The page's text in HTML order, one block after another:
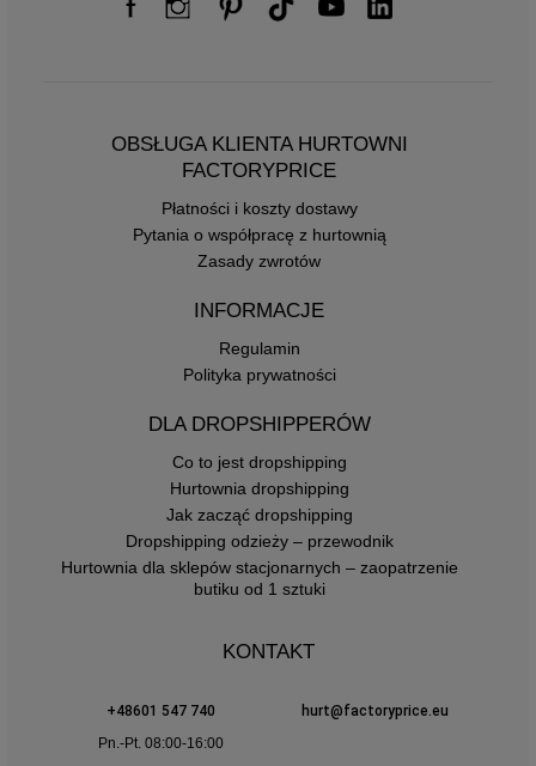
OBSŁUGA KLIENTA HURTOWNI
FACTORYPRICE
Płatności i koszty dostawy
Pytania o współpracę z hurtownią
Zasady zwrotów
INFORMACJE
Regulamin
Polityka prywatności
DLA DROPSHIPPERÓW
Co to jest dropshipping
Hurtownia dropshipping
Jak zacząć dropshipping
Dropshipping odzieży – przewodnik
Hurtownia dla sklepów stacjonarnych – zaopatrzenie
butiku od 1 sztuki
KONTAKT
+48601 547 740
hurt@factoryprice.eu
Pn.-Pt. 08:00-16:00